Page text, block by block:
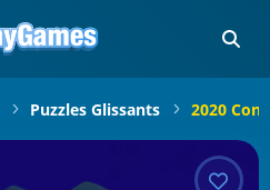
Puzzles Glissants 2020